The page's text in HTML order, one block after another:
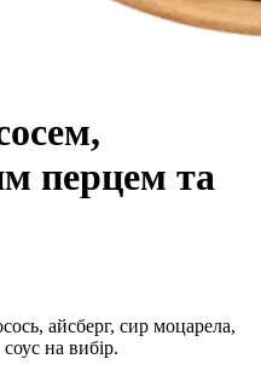
перцем та
айсберг, сир моцарела,
на вибір.